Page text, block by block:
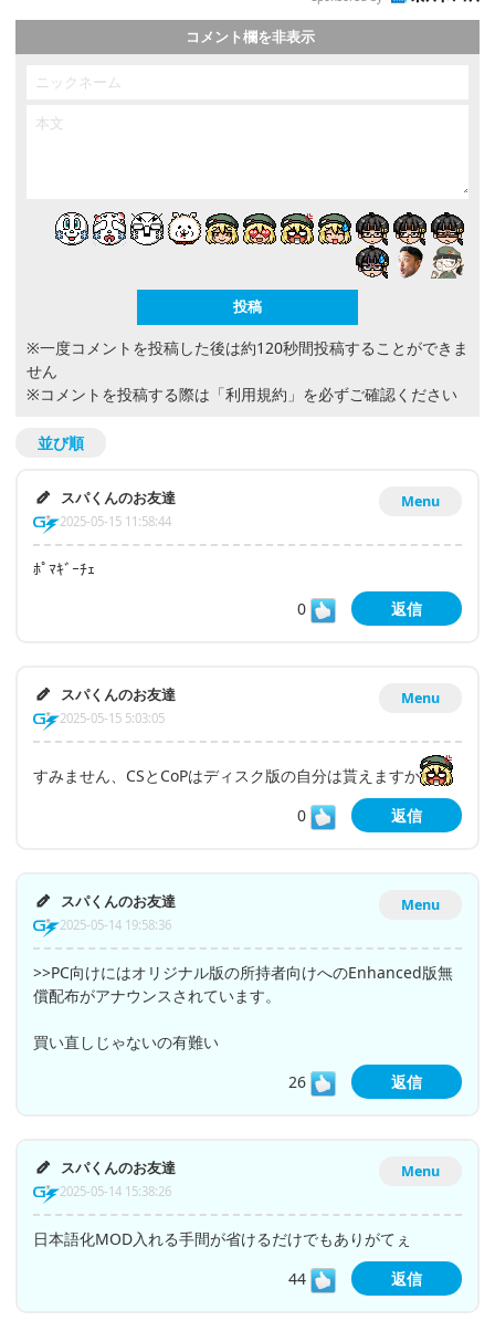
コメント欄を非表示
※一度コメントを投稿した後は約120秒間投稿することができま
せん
※コメントを投稿する際は 「利用規約」 を必ずご確認ください
並び順
Menu
スパくんのお友達
2025-05-15 11:58:44
ﾎﾟﾏｷﾞｰﾁｪ
0
返信
Menu
スパくんのお友達
2025-05-15 5:03:05
すみません、CSとCoPはディスク版の自分は貰えますか
0
返信
Menu
スパくんのお友達
2025-05-14 19:58:36
>>PC向けにはオリジナル版の所持者向けへのEnhanced版無
償配布がアナウンスされています。
買い直しじゃないの有難い
26
返信
Menu
スパくんのお友達
2025-05-14 15:38:26
日本語化MOD入れる手間が省けるだけでもありがてぇ
44
返信